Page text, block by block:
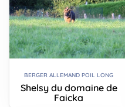
BERGER ALLEMAND POIL LONG
Shelsy du domaine de
Faicka